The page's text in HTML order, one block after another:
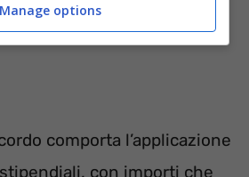
comporta l’applicazione
con importi che
Manage options